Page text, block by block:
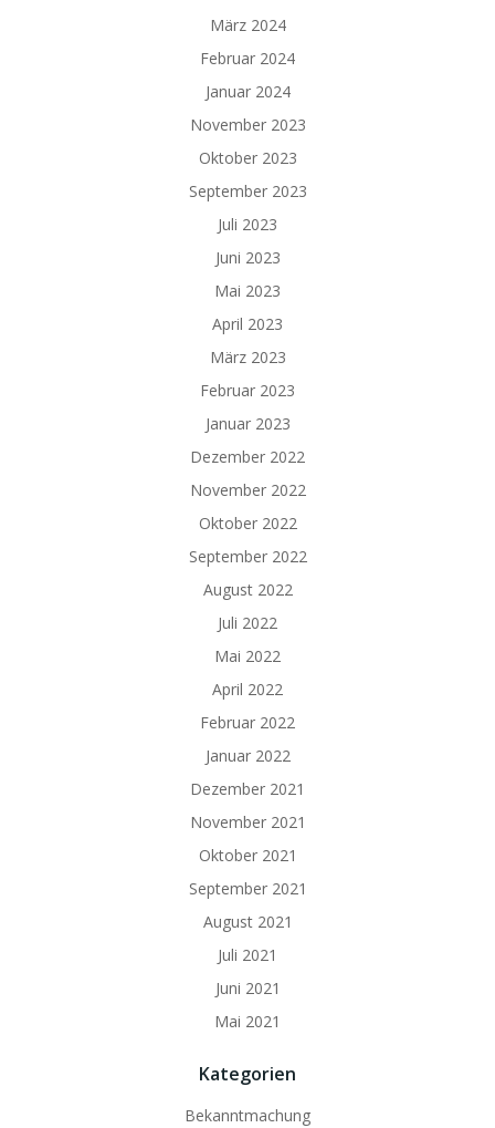
März 2024
Februar 2024
Januar 2024
November 2023
Oktober 2023
September 2023
Juli 2023
Juni 2023
Mai 2023
April 2023
März 2023
Februar 2023
Januar 2023
Dezember 2022
November 2022
Oktober 2022
September 2022
August 2022
Juli 2022
Mai 2022
April 2022
Februar 2022
Januar 2022
Dezember 2021
November 2021
Oktober 2021
September 2021
August 2021
Juli 2021
Juni 2021
Mai 2021
Kategorien
Bekanntmachung